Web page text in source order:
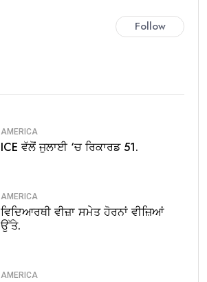
Follow
AMERICA
ICE ਵੱਲੋਂ ਜੁਲਾਈ ‘ਚ ਰਿਕਾਰਡ 51.
AMERICA
ਵਿਦਿਆਰਥੀ ਵੀਜ਼ਾ ਸਮੇਤ ਹੋਰਨਾਂ ਵੀਜ਼ਿਆਂ
ਉੱਤੇ.
AMERICA